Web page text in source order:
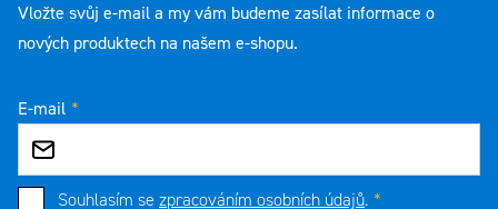
Vložte svůj e-mail a my vám budeme zasílat informace o
nových produktech na našem e-shopu.
E-mail
Souhlasím se zpracováním osobních údajů.